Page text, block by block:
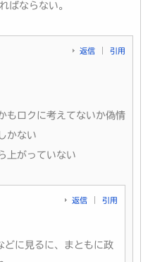
ばならない。
返信 引用
もロクに考えてないか偽情
かない
上がっていない
返信 引用
どに見るに、まともに政